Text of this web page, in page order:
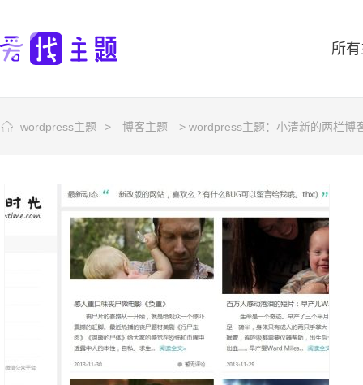
所
wordpress主题 > 博客主题 > wordpress主题：小清新的两栏博